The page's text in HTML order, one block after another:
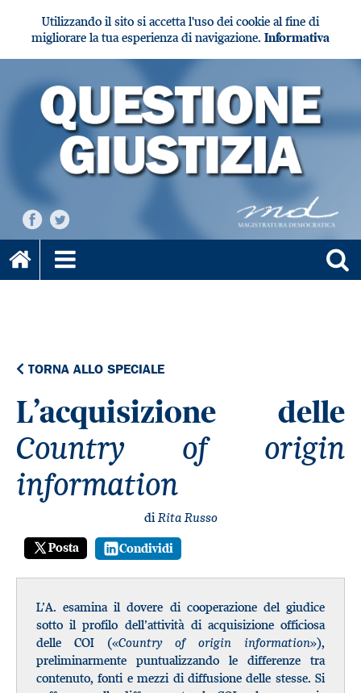
Utilizzando il sito si accetta l'uso dei cookie al fine di
migliorare la tua esperienza di navigazione. Informativa
TORNA ALLO SPECIALE
L’acquisizione delle
Country of origin
information
diRita Russo
Posta Condividi
L’A. esamina il dovere di cooperazione del giudice
sotto il profilo dell’attività di acquisizione officiosa
delle COI («Country of origin information»),
preliminarmente puntualizzando le differenze tra
contenuto, fonti e mezzi di diffusione delle stesse. Si